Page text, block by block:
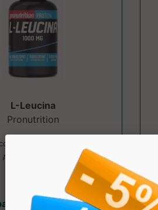
L-Leucina
Pronutrition
vitamina B6, 1000mg per
Anticatabolico ed energetico
da € 16.55